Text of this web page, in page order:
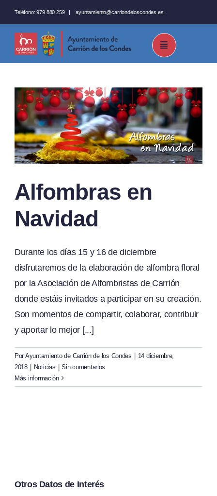
al
contenido
Teléfono: 979 880 259 |ayuntamiento@carriondeloscondes.es
Alfombras en
Navidad
Durante los días 15 y 16 de diciembre
disfrutaremos de la elaboración de alfombra floral
por la Asociación de Alfombristas de Carrión
donde estáis invitados a participar en su creación.
Son momentos de compartir, colaborar, contribuir
y aportar lo mejor [...]
Por Ayuntamiento de Carrión de los Condes
14 diciembre,
2018
Noticias
Sin comentarios
Más información
Otros Datos de Interés